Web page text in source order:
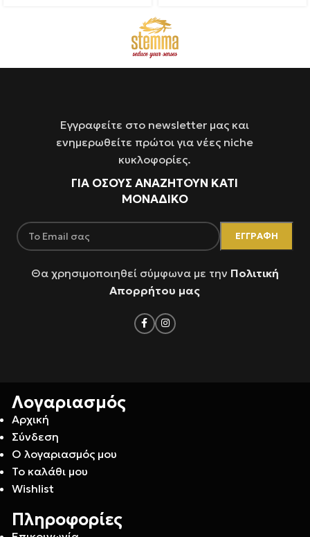
Εγγραφείτε στο newsletter μας και
ενημερωθείτε πρώτοι για νέες niche
κυκλοφορίες.
ΓΙΑ ΌΣΟΥΣ ΑΝΑΖΗΤΟΥΝ ΚΑΤΙ
ΜΟΝΑΔΙΚΟ
Θα χρησιμοποιηθεί σύμφωνα με την Πολιτική
Απορρήτου μας
Λογαριασμός
Αρχική
Σύνδεση
Ο λογαριασμός μου
Το καλάθι μου
Wishlist
Πληροφορίες